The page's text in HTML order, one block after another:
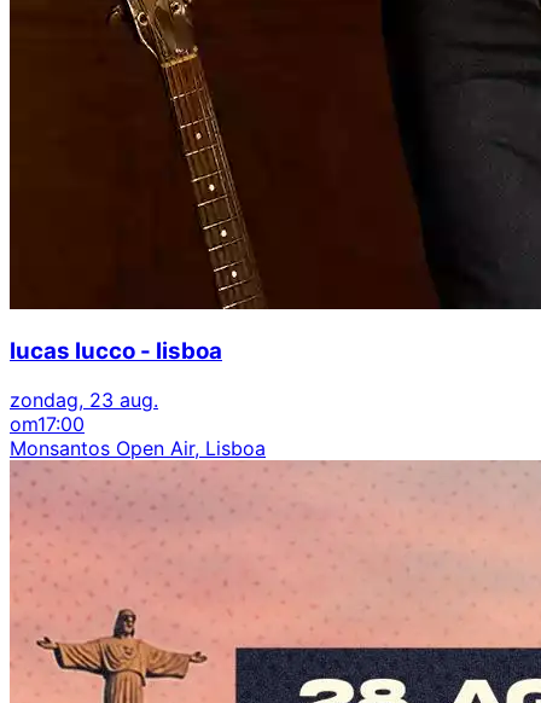
lucas lucco - lisboa
zondag, 23 aug.
om17:00
Monsantos Open Air, Lisboa